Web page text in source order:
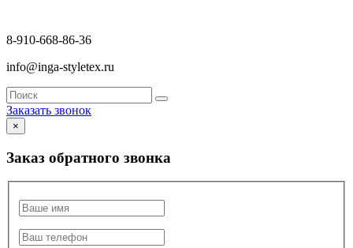
8-910-668-86-36
info@inga-styletex.ru
Заказать звонок
×
Заказ обратного звонка